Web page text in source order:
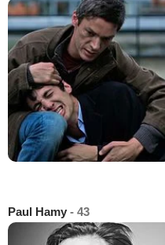
Paul Hamy - 43